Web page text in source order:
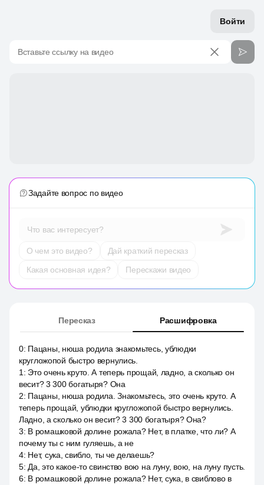
Войти
Вставьте ссылку на видео
Задайте вопрос по видео
Что вас интересует?
О чем это видео?
Дай краткий пересказ
Какая основная идея?
Перескажи видео
Пересказ Расшифровка
0: Пацаны, нюша родила знакомьтесь, ублюдки
кругложопой быстро вернулись.
1 : Это очень круто. А теперь прощай, ладно, а сколько он
весит? 3 300 богатыря? Она
2: Пацаны, нюша родила. Знакомьтесь, это очень круто. А
теперь прощай, ублюдки кругложопой быстро вернулись.
Ладно, а сколько он весит? 3 300 богатыря? Она?
3: В ромашковой долине рожала? Нет, в платке, что ли? А
почему ты с ним гуляешь, а не
4: Нет, сука, свибло, ты че делаешь?
5: Да, это какое-то свинство вою на луну, вою, на луну пусть.
6: В ромашковой долине рожала? Нет, сука, в свиблово в